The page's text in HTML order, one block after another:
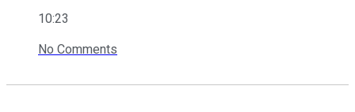
10:23
No Comments